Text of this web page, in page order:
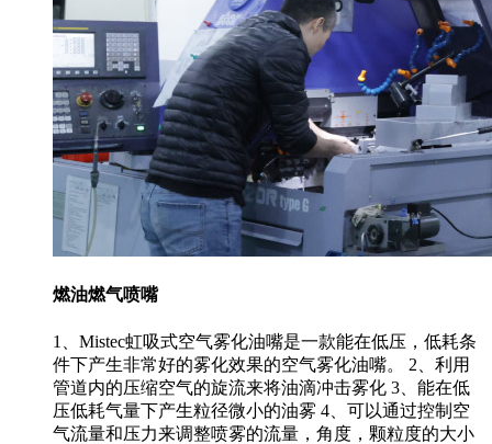
燃油燃气喷嘴
1、Mistec虹吸式空气雾化油嘴是一款能在低压，低耗条
件下产生非常好的雾化效果的空气雾化油嘴。 2、利用
管道内的压缩空气的旋流来将油滴冲击雾化 3、能在低
压低耗气量下产生粒径微小的油雾 4、可以通过控制空
气流量和压力来调整喷雾的流量，角度，颗粒度的大小